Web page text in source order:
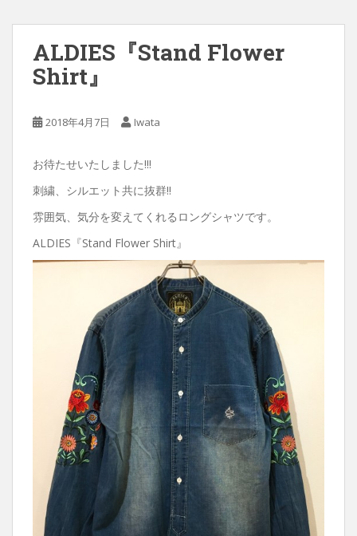
ALDIES『Stand Flower
Shirt』
2018年4月7日 Iwata
お待たせいたしました!!!
刺繍、シルエット共に抜群!!
雰囲気、気分を変えてくれるロングシャツです。
ALDIES『Stand Flower Shirt』